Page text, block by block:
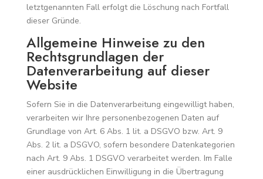
letztgenannten Fall erfolgt die Löschung nach Fortfall
dieser Gründe.
Allgemeine Hinweise zu den
Rechtsgrundlagen der
Datenverarbeitung auf dieser
Website
Sofern Sie in die Datenverarbeitung eingewilligt haben,
verarbeiten wir Ihre personenbezogenen Daten auf
Grundlage von Art. 6 Abs. 1 lit. a DSGVO bzw. Art. 9
Abs. 2 lit. a DSGVO, sofern besondere Datenkategorien
nach Art. 9 Abs. 1 DSGVO verarbeitet werden. Im Falle
einer ausdrücklichen Einwilligung in die Übertragung